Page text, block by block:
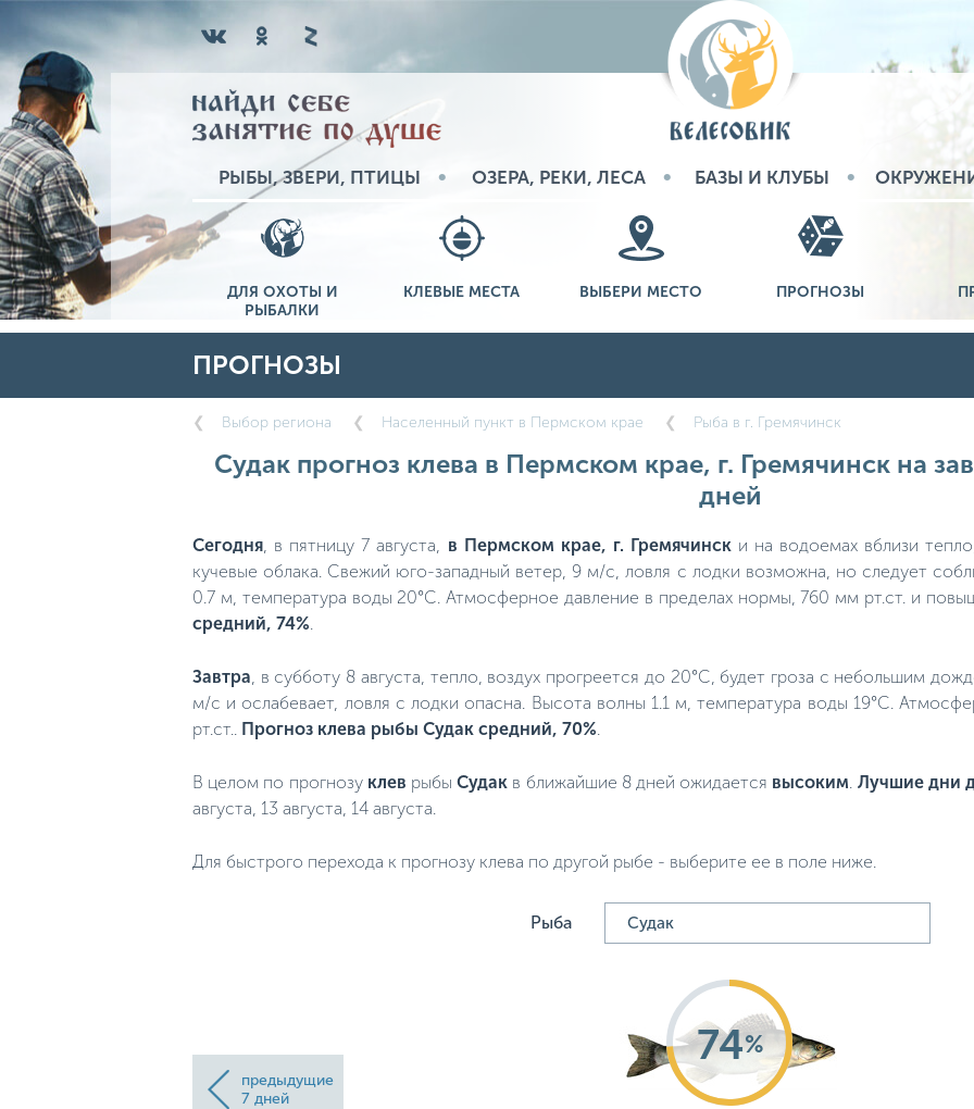
РЫБЫ, ЗВЕРИ, ПТИЦЫ ОЗЕРА, РЕКИ, ЛЕСА БАЗЫ И КЛУБЫ
ДЛЯ ОХОТЫ И
РЫБАЛКИ
КЛЕВЫЕ МЕСТА ВЫБЕРИ МЕСТО ПРОГНОЗЫ
ПРОГНОЗЫ
Выбор региона Населенный пункт в Пермском крае Рыба в г. Гремячинск
Судак прогноз клева в Пермском крае, г. Гремячинск на
дней
Сегодня , в пятницу 7 августа, в Пермском крае, г. Гремячинск и на водоемах вблизи
кучевые облака. Свежий юго-западный ветер, 9 м/с, ловля с лодки возможна, но следует
0.7 м, температура воды 20°C. Атмосферное давление в пределах нормы, 760 мм рт.ст. и
средний, 74%
Завтра , в субботу 8 августа, тепло, воздух прогреется до 20°C, будет гроза с небольшим
м/с и ослабевает, ловля с лодки опасна. Высота волны 1.1 м, температура воды 19°C.
рт.ст.. Прогноз клева рыбы Судак средний, 70%
В целом по прогнозу клев рыбыСудак в ближайшие 8 дней ожидается высоким Лучшие дни
августа, 13 августа, 14 августа.
Для быстрого перехода к прогнозу клева по другой рыбе - выберите ее в поле ниже.
Рыба
предыдущие
7 дней
74%